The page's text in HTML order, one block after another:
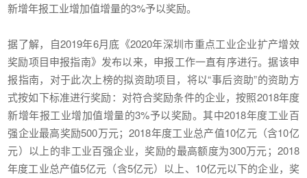
新增年报工业增加值增量的3%予以奖励。
据了解，自2019年6月底《2020年深圳市重点工业企业扩产增效
奖励项目申报指南》发布以来，申报工作一直有序进行。据该申
报指南，对于此次上榜的拟资助项目，将以“事后资助”的资助方
式按如下标准进行奖励：对符合奖励条件的企业，按照2018年度
新增年报工业增加值增量的3%予以奖励。其中2018年度工业百
强企业最高奖励500万元；2018年度工业总产值10亿元（含10亿
元）以上的非工业百强企业，奖励的最高额度为300万元；2018
年度工业总产值5亿元（含5亿元）以上、10亿元以下的企业，奖